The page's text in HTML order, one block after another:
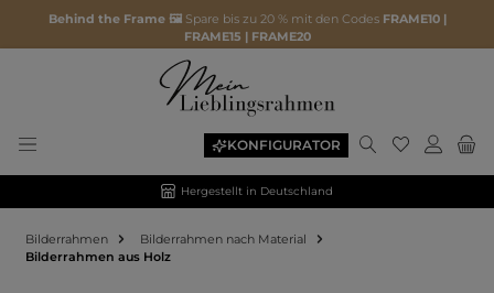
Behind the Frame 🖼️ Spare bis zu 20 % mit den Codes FRAME10 |
FRAME15 | FRAME20
KONFIGURATOR
Hergestellt in Deutschland
Bilderrahmen
Bilderrahmen nach Material
Bilderrahmen aus Holz